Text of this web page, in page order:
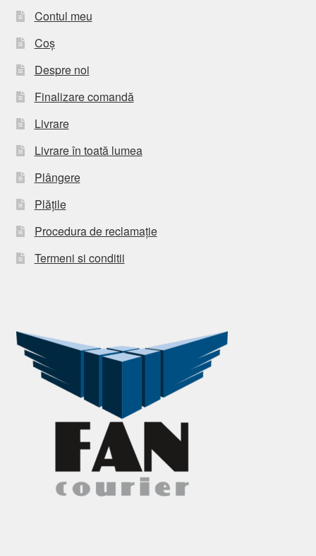
Contul meu
Coș
Despre noi
Finalizare comandă
Livrare
Livrare în toată lumea
Plângere
Plățile
Procedura de reclamație
Termeni si conditii